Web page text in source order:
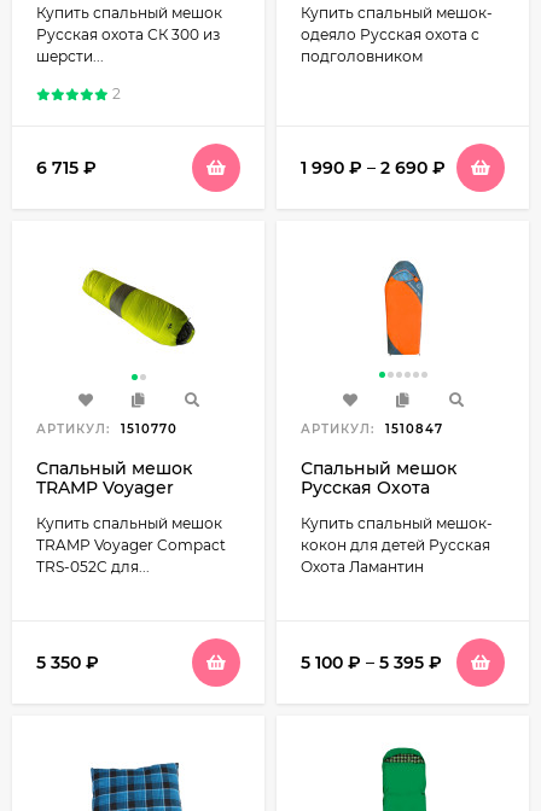
флис)
Купить спальный мешок
Русская охота СК 300 из
шерсти...
2
6 715 ₽
Русская охота Высота
Купить спальный мешок-
одеяло Русская охота с
подголовником
1 990 ₽ – 2 690 ₽
АРТИКУЛ: 1510770
Спальный мешок
TRAMP Voyager
Купить спальный мешок
TRAMP Voyager Compact
TRS-052C для...
5 350 ₽
АРТИКУЛ: 1510847
Спальный мешок
Русская Охота
Купить спальный мешок-
кокон для детей Русская
Охота Ламантин
5 100 ₽ – 5 395 ₽